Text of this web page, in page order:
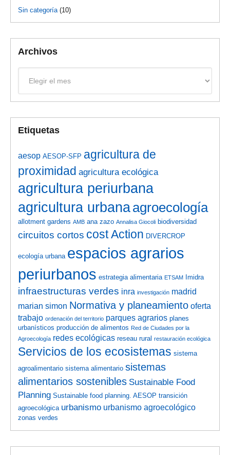
Sin categoría (10)
Archivos
Etiquetas
aesop AESOP-SFP agricultura de
proximidad agricultura ecológica
agricultura periurbana
agricultura urbanaagroecología
allotment gardens AMB ana zazo Annalisa Giocoli biodiversidad
circuitos cortos cost Action DIVERCROP
ecología urbana espacios agrarios
periurbanos estrategia alimentaria ETSAM Imidra
infraestructuras verdes inra investigación madrid
marian simon Normativa y planeamiento oferta
trabajo ordenación del territorio parques agrarios planes
urbanísticos producción de alimentos Red de Ciudades por la
Agroecología redes ecológicas reseau rural restauración ecológica
Servicios de los ecosistemas sistema
agroalimentario sistema alimentario sistemas
alimentarios sostenibles Sustainable Food
Planning Sustainable food planning. AESOP transición
agroecológica urbanismo urbanismo agroecológico
zonas verdes